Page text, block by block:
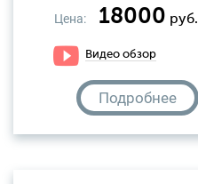
Цена: 18000 руб.
Видео обзор
Подробнее